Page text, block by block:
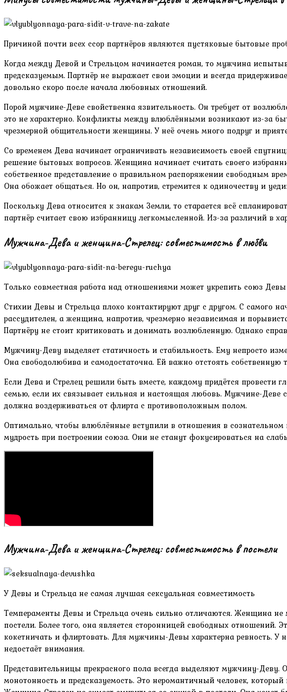
Причиной почти всех ссор партнёров являются пустяковые бытовые
Когда между Девой и Стрельцом начинается роман, то мужчина
предсказуемым. Партнёр не выражает свои эмоции и всегда
довольно скоро после начала любовных отношений.
Порой мужчине-Деве свойственна язвительность. Он требует от
это не характерно. Конфликты между влюблёнными возникают из-за
чрезмерной общительности женщины. У неё очень много подруг и
Со временем Дева начинает ограничивать независимость своей
решение бытовых вопросов. Женщина начинает считать своего
собственное представление о правильном распоряжении свободным
Она обожает общаться. Но он, напротив, стремится к одиночеству и
Поскольку Дева относится к знакам Земли, то старается всё
партнёр считает свою избранницу легкомысленной. Из-за различий в
Мужчина-Дева и женщина-Стрелец: совместимость в любви
Только совместная работа над отношениями может укрепить союз
Стихии Девы и Стрельца плохо контактируют друг с другом. С самого
рассудителен, а женщина, напротив, чрезмерно независимая и
Партнёру не стоит критиковать и донимать возлюбленную. Однако
Мужчину-Деву выделяет статичность и стабильность. Ему непросто
Она свободолюбива и самодостаточна. Ей важно отстоять собственную
Если Дева и Стрелец решили быть вместе, каждому придётся провести
семью, если их связывает сильная и настоящая любовь. Мужчине-Деве
должна воздерживаться от флирта с противоположным полом.
Оптимально, чтобы влюблённые вступили в отношения в
мудрость при построении союза. Они не станут фокусироваться на
Мужчина-Дева и женщина-Стрелец: совместимость в постели
У Девы и Стрельца не самая лучшая сексуальная совместимость
Темпераменты Девы и Стрельца очень сильно отличаются. Женщина
постели. Более того, она является сторонницей свободных
кокетничать и флиртовать. Для мужчины-Девы характерна ревность. У
недостаёт внимания.
Представительницы прекрасного пола всегда выделяют мужчину-
монотонность и предсказуемость. Это неромантичный человек,